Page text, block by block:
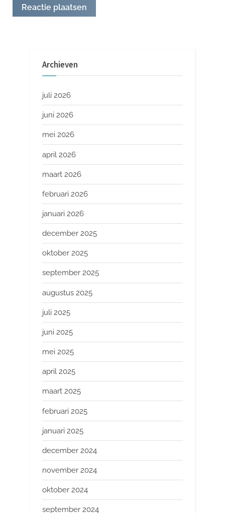
Archieven
juli 2026
juni 2026
mei 2026
april 2026
maart 2026
februari 2026
januari 2026
december 2025
oktober 2025
september 2025
augustus 2025
juli 2025
juni 2025
mei 2025
april 2025
maart 2025
februari 2025
januari 2025
december 2024
november 2024
oktober 2024
september 2024